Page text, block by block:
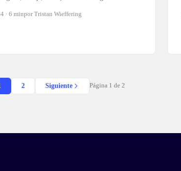
· 6 minpor Tristan Wieffering
2 Siguiente Página 1 de 2